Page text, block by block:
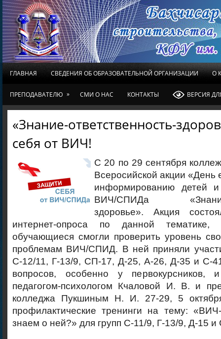
ГЛАВНАЯ СВЕДЕНИЯ ОБ ОБРАЗОВАТЕЛЬНОЙ ОРГАНИЗАЦИИ О
ПРЕПОДАВАТЕЛЮ » СМИ О НАС КОНТАКТЫ ВЕРСИЯ
«Знание-ответственность-
себя от ВИЧ!
С 20 по 29 сентября
Всеросийской акции «День
информированию детей
ВИЧ/СПИДа «Знание-
здоровье». Акция
интернет-опроса по данной
обучающиеся смогли проверить уровень
проблемам ВИЧ/СПИД. В ней приняли
С-12/11, Г-13/9, СП-17, Д-25, А-26, Д-35 и С-
вопросов, особенно у первокурсников,
педагогом-психологом Кчаловой И. В. и
колледжа Пукшиным Н. И. 27-29, 5
профилактические тренинги на тему:
знаем о ней?» для групп С-11/9, Г-13/9, Д-15